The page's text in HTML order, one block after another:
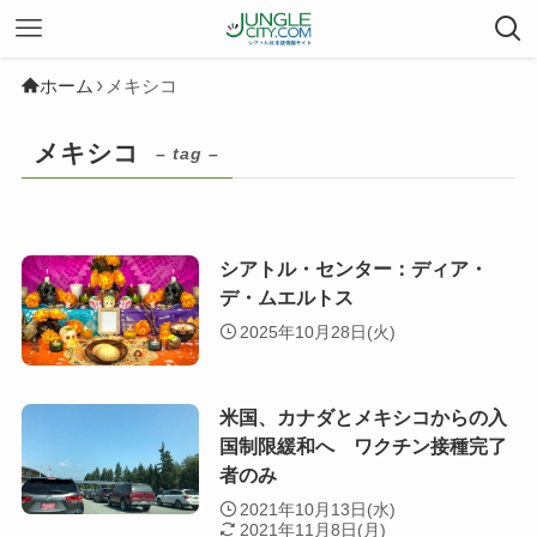
ホーム メキシコ
メキシコ – tag –
シアトル・センター：ディア・
デ・ムエルトス
2025年10月28日(火)
米国、カナダとメキシコからの入
国制限緩和へ ワクチン接種完了
者のみ
2021年10月13日(水)
2021年11月8日(月)